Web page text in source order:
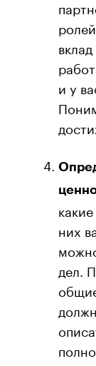
и у
них
дел.